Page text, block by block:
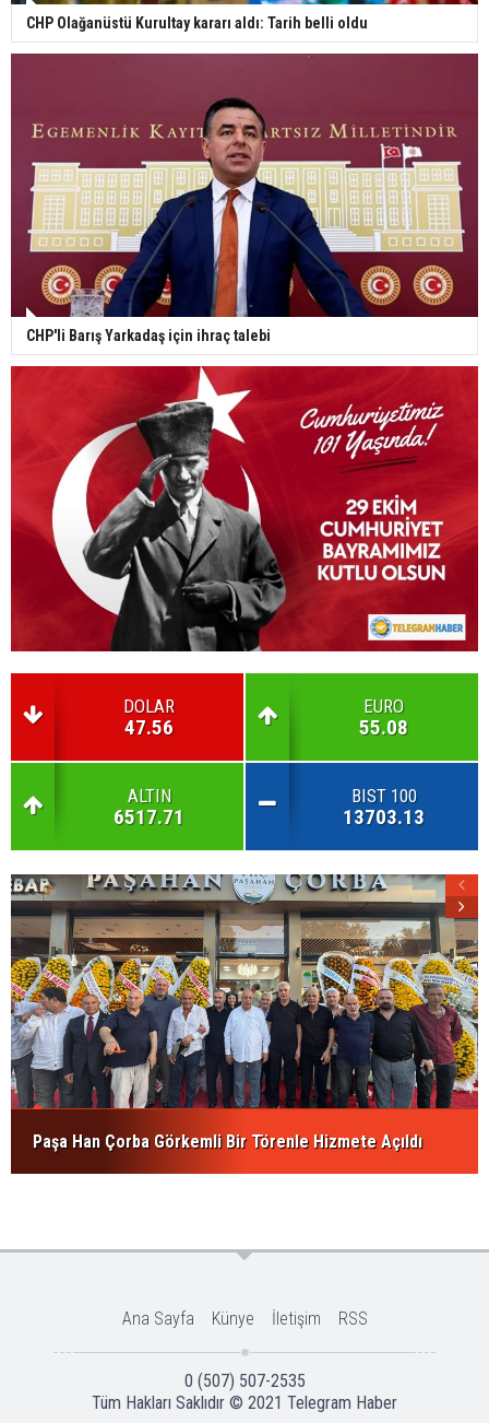
CHP Olağanüstü Kurultay kararı aldı: Tarih belli oldu
CHP'li Barış Yarkadaş için ihraç talebi
DOLAR
47.56
EURO
55.08
ALTIN
6517.71
BIST 100
13703.13
Paşa Han Çorba Görkemli Bir Törenle Hizmete Açıldı
Ana Sayfa Künye İletişim RSS
0 (507) 507-2535
Tüm Hakları Saklıdır © 2021 Telegram Haber